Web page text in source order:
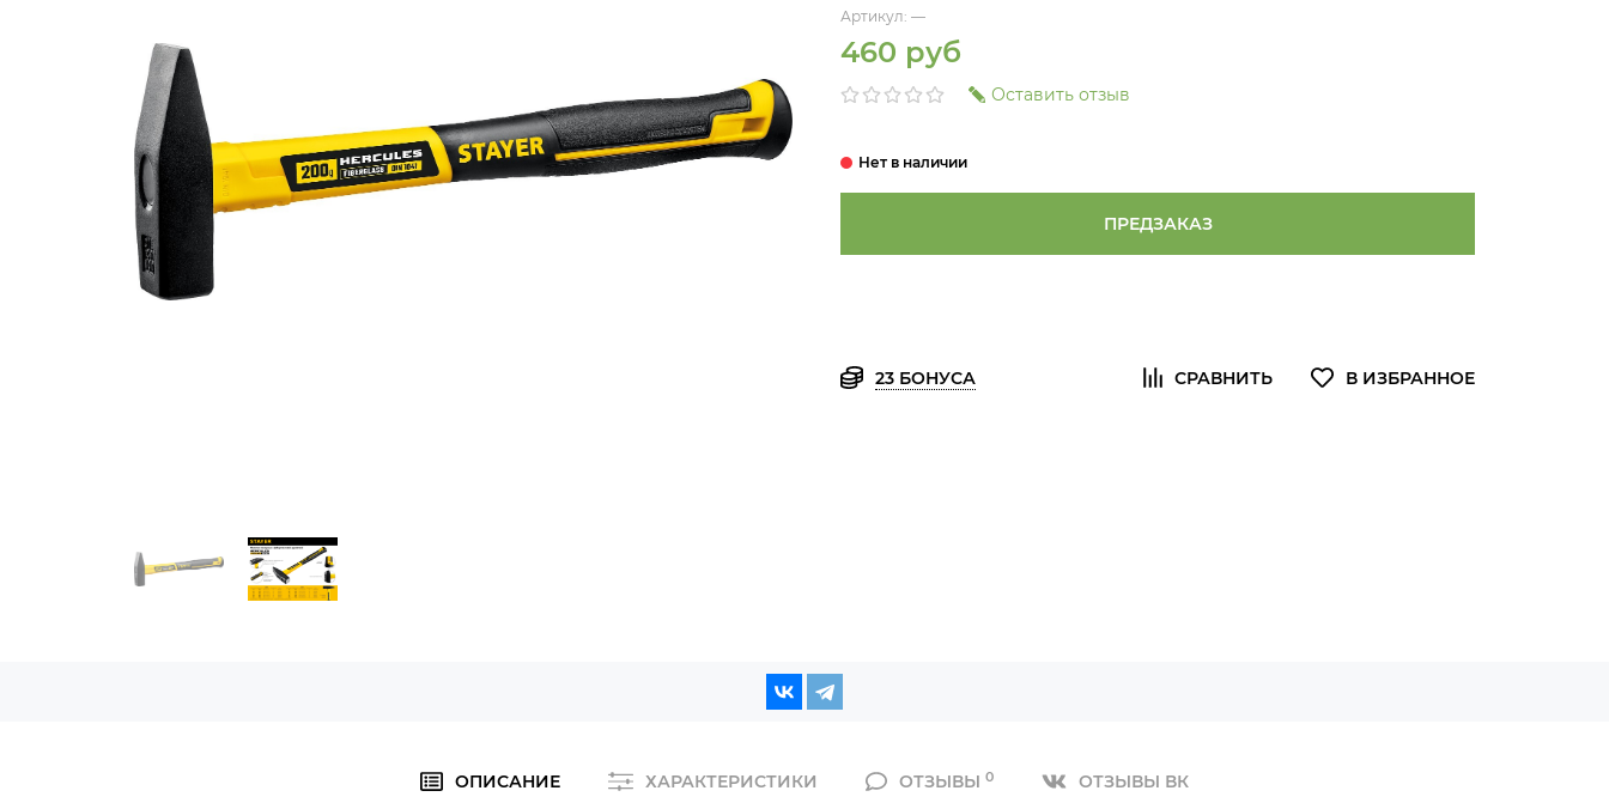
Артикул: —
460 руб
Оставить отзыв
ПРЕДЗАКАЗ
23 БОНУСА
ОПИСАНИЕ ХАРАКТЕРИСТИКИ ОТЗЫВЫ0 ОТЗЫВЫ ВК